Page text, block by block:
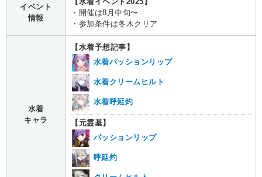
イベント
情報
・開催は8月中旬〜
・参加条件は冬木クリア
水着
キャラ
【水着予想記事】
水着パッションリップ
水着クリームヒルト
水着呼延灼
【元霊基】
パッションリップ
呼延灼